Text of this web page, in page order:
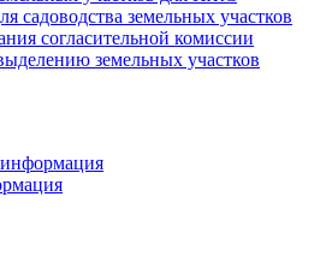
садоводства земельных участков
согласительной комиссии
земельных участков